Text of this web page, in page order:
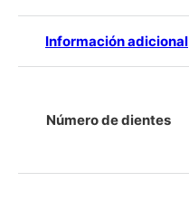
Información adicional
Número de dientes